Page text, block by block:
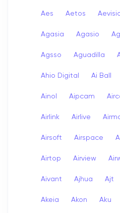
Aes Aetos
Agasia Agasio
Agsso Aguadilla
Ahio Digital Ai Ball
Ainol Aipcam
Airlink Airlive
Airsoft Airspace
Airtop Airview
Aivant Ajhua Ajt
Akeia Akon Aku